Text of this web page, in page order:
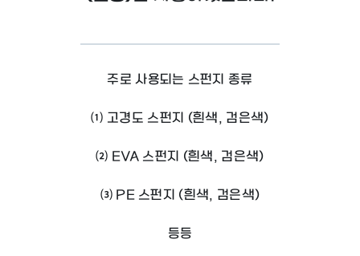
주로 사용되는 스펀지 종류
⑴ 고경도 스펀지 (흰색, 검은색)
⑵ EVA 스펀지 (흰색, 검은색)
⑶ PE 스펀지 (흰색, 검은색)
등등